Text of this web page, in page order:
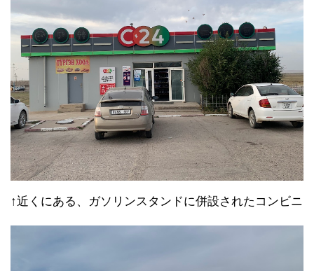
↑近くにある、ガソリンスタンドに併設されたコンビニ